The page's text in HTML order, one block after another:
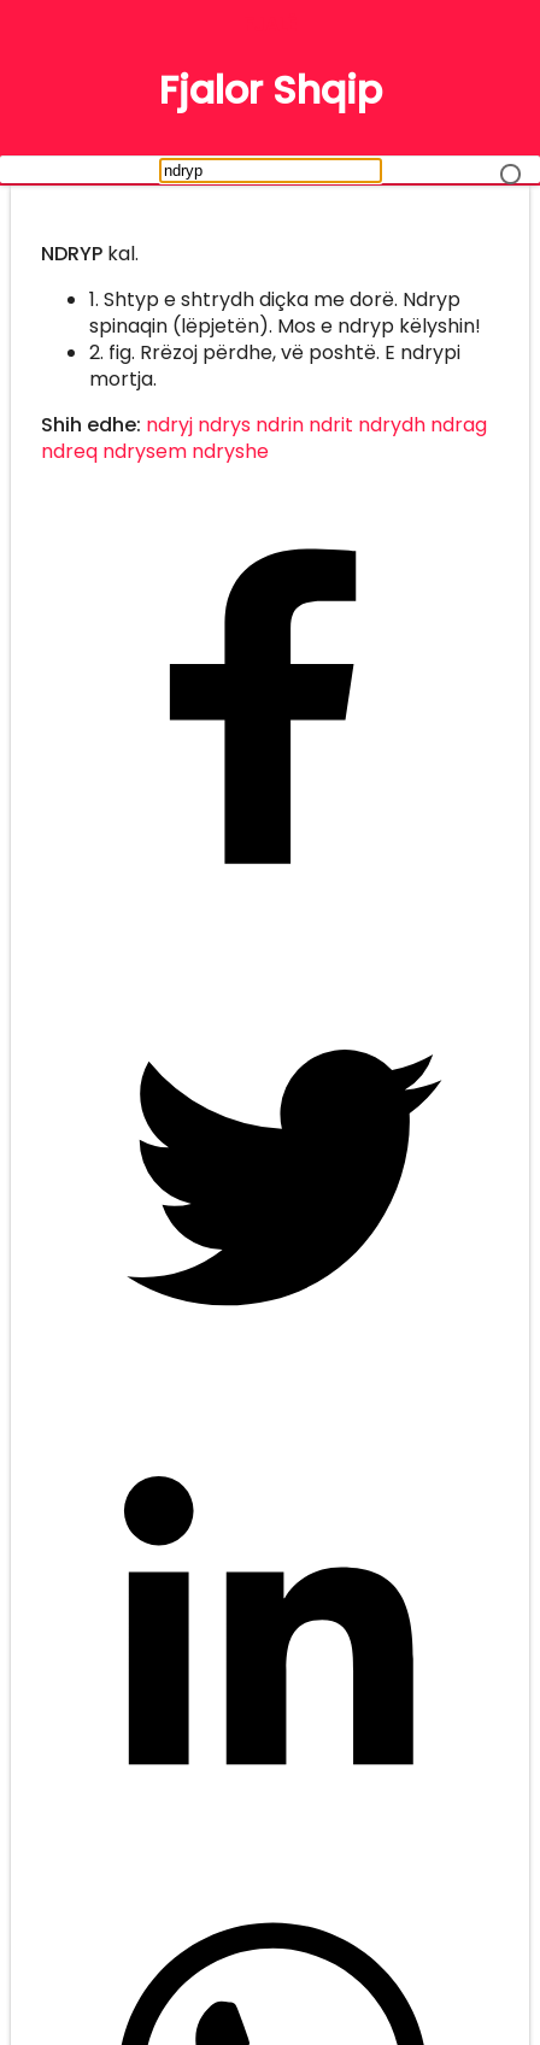
Fjalor Shqip
NDRYPkal.
1. Shtyp e shtrydh diçka me dorë. Ndryp
spinaqin (lëpjetën). Mos e ndryp këlyshin!
2. fig. Rrëzoj përdhe, vë poshtë. E ndrypi
mortja.
Shih edhe: ndryj ndrys ndrin ndrit ndrydh ndrag
ndreq ndrysem ndryshe